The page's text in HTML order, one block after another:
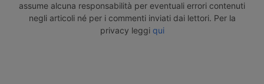
assume alcuna responsabilità per eventuali errori contenuti
negli articoli né per i commenti inviati dai lettori. Per la
privacy leggi qui